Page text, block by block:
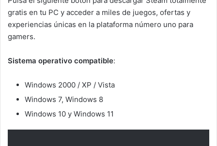
gratis en tu PC y acceder a miles de juegos, ofertas y
experiencias únicas en la plataforma número uno para
gamers.
Sistema operativo compatible:
Windows 2000 / XP / Vista
Windows 7, Windows 8
Windows 10 y Windows 11